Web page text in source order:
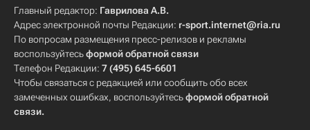
Главный редактор: Гаврилова А.В.
Адрес электронной почты Редакции: r-sport.internet@ria.ru
По вопросам размещения пресс-релизов и рекламы
воспользуйтесьформой обратной связи
Телефон Редакции: 7 (495) 645-6601
Чтобы связаться с редакцией или сообщить обо всех
замеченных ошибках, воспользуйтесьформой обратной
связи.